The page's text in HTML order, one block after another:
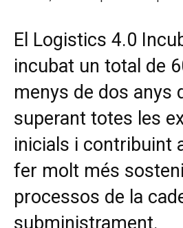
El Logistics 4.0
incubat un total de
menys de dos anys
superant totes les
inicials i contribuint
fer molt més
processos de la
subministrament.